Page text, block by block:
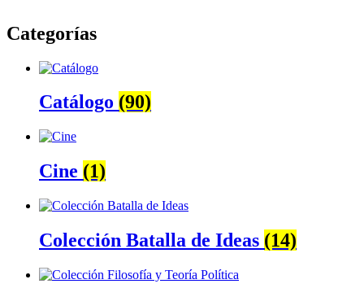
Categorías
Catálogo (90)
Cine (1)
Colección Batalla de Ideas (14)